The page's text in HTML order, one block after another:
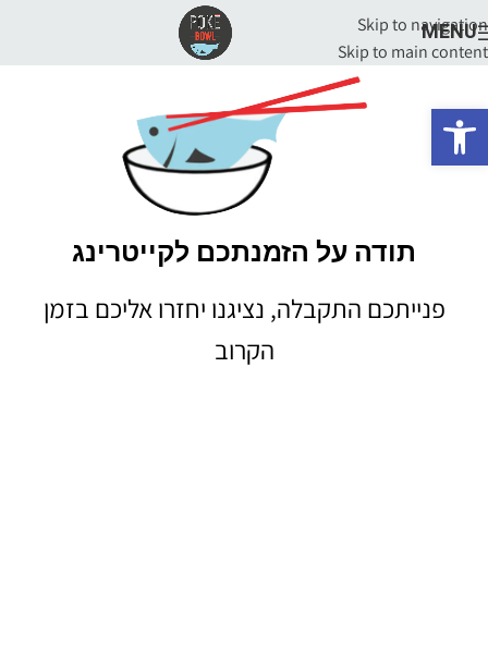
פתח סרגל נגישות
Skip to navigation
Skip to main content
MENU
תודה על הזמנתכם לקייטרינג
פנייתכם התקבלה, נציגנו יחזרו אליכם בזמן
הקרוב